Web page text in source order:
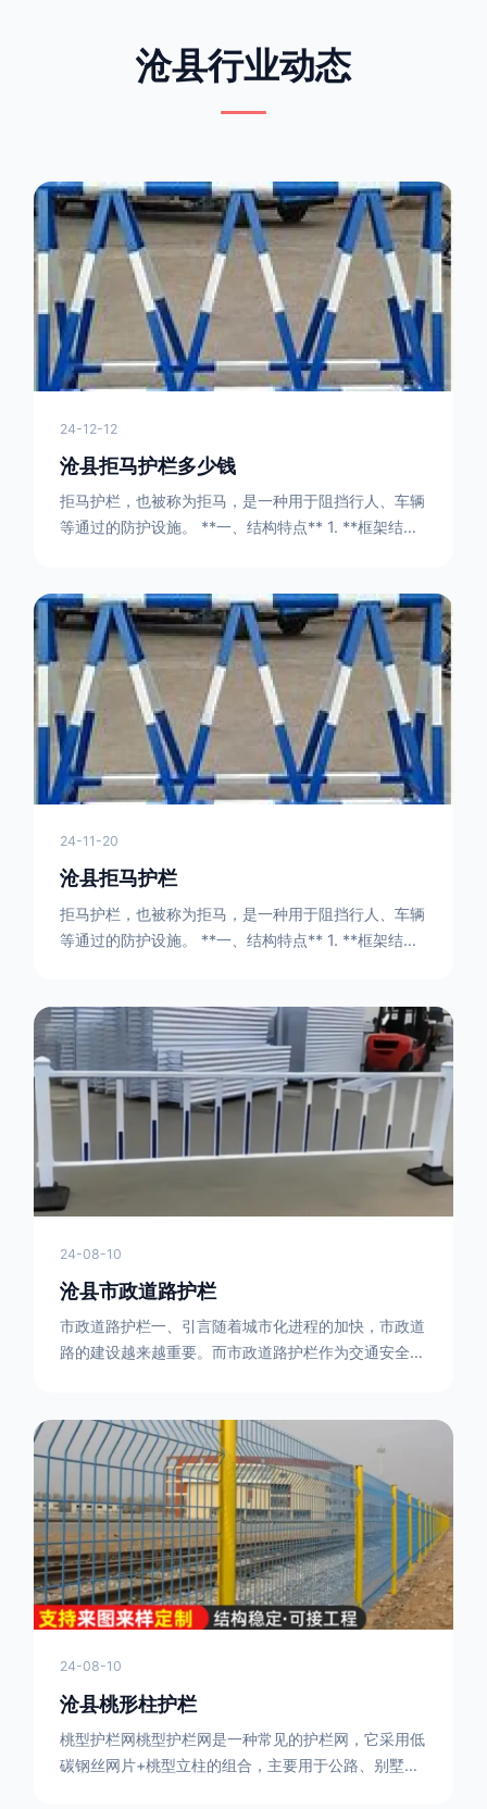
沧县行业动态
24-12-12
沧县拒马护栏多少钱
拒马护栏，也被称为拒马，是一种用于阻挡行人、车辆
等通过的防护设施。 **一、结构特点** 1. **框架结构
方形的框架组合。这些框架相互连接，形成一个稳定的
结构，能够承受一定的冲击力。例如，在一些临时交通
管制的现场，三角形框架的拒马护栏可以很方便地拼接
在一起，像一个个小的三角锥形状的结构单
24-11-20
沧县拒马护栏
拒马护栏，也被称为拒马，是一种用于阻挡行人、车辆
等通过的防护设施。 **一、结构特点** 1. **框架结构
方形的框架组合。这些框架相互连接，形成一个稳定的
结构，能够承受一定的冲击力。例如，在一些临时交通
管制的现场，三角形框架的拒马护栏可以很方便地拼接
在一起，像一个个小的三角锥形状的结构单
24-08-10
沧县市政道路护栏
市政道路护栏一、引言随着城市化进程的加快，市政道
路的建设越来越重要。而市政道路护栏作为交通安全的
的功能防护功能：市政道路护栏的主要功能是防止车辆
失控，保护行人安全。它可以有效地阻止因驾驶员疏忽
或车辆故障而导致的事故发生，减少交通事故的发生
率。隔离功能：市政道路护栏可以将道路与人行道、绿
化带等隔离开来，避
24-08-10
沧县桃形柱护栏
桃型护栏网桃型护栏网是一种常见的护栏网，它采用低
碳钢丝网片+桃型立柱的组合，主要用于公路、别墅小